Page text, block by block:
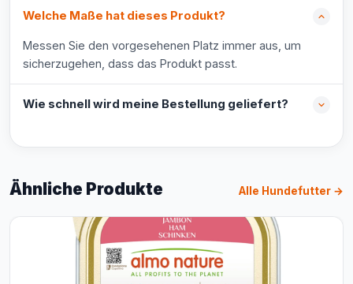
Welche Maße hat dieses Produkt?
Messen Sie den vorgesehenen Platz immer aus, um
sicherzugehen, dass das Produkt passt.
Wie schnell wird meine Bestellung geliefert?
Ähnliche Produkte Alle Hundefutter →